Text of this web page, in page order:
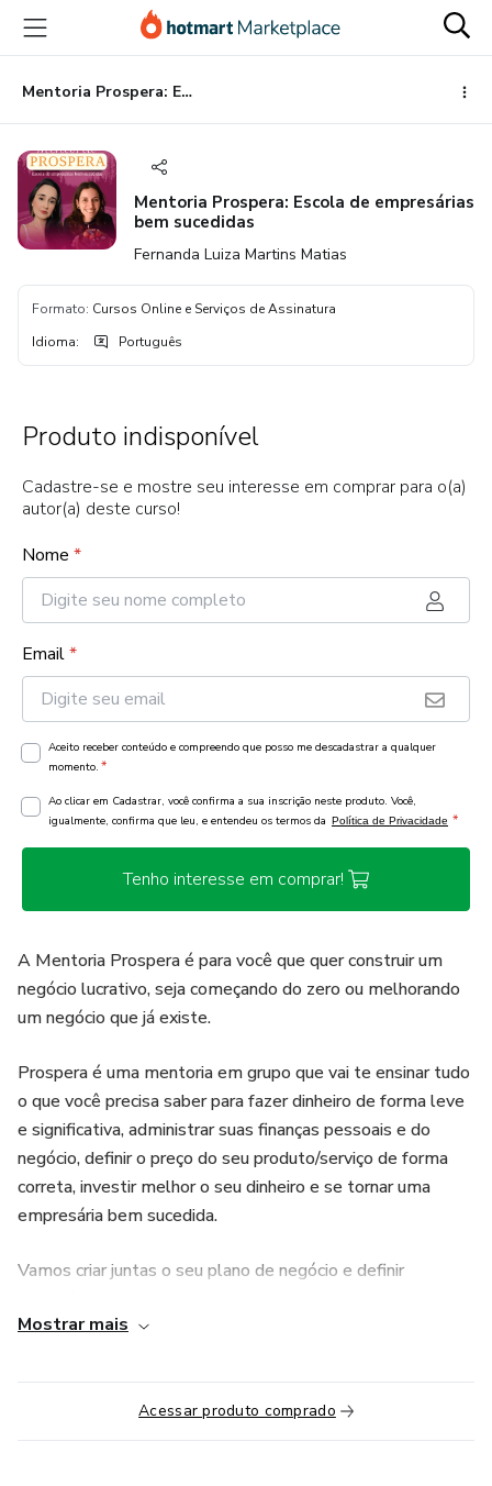
para
conteúdo
principal
para
pagamento
para
rodapé
Mentoria Prospera: Escola de empresárias bem sucedidas
Mentoria Prospera: Escola de empresárias
bem sucedidas
Fernanda Luiza Martins Matias
Formato: Cursos Online e Serviços de Assinatura
Idioma: Português
Produto indisponível
Cadastre-se e mostre seu interesse em comprar para o(a)
autor(a) deste curso!
Nome *
Email*
Aceito receber conteúdo e compreendo que posso me descadastrar a qualquer
momento. *
Ao clicar em Cadastrar, você confirma a sua inscrição neste produto. Você,
igualmente, confirma que leu, e entendeu os termos da Política de Privacidade *
Tenho interesse em comprar!
A Mentoria Prospera é para você que quer construir um
negócio lucrativo, seja começando do zero ou melhorando
um negócio que já existe.
Prospera é uma mentoria em grupo que vai te ensinar tudo
o que você precisa saber para fazer dinheiro de forma leve
e significativa, administrar suas finanças pessoais e do
negócio, definir o preço do seu produto/serviço de forma
correta, investir melhor o seu dinheiro e se tornar uma
empresária bem sucedida.
Vamos criar juntas o seu plano de negócio e definir
Aula de boas-vindas
Mostrar mais
Acessar produto comprado